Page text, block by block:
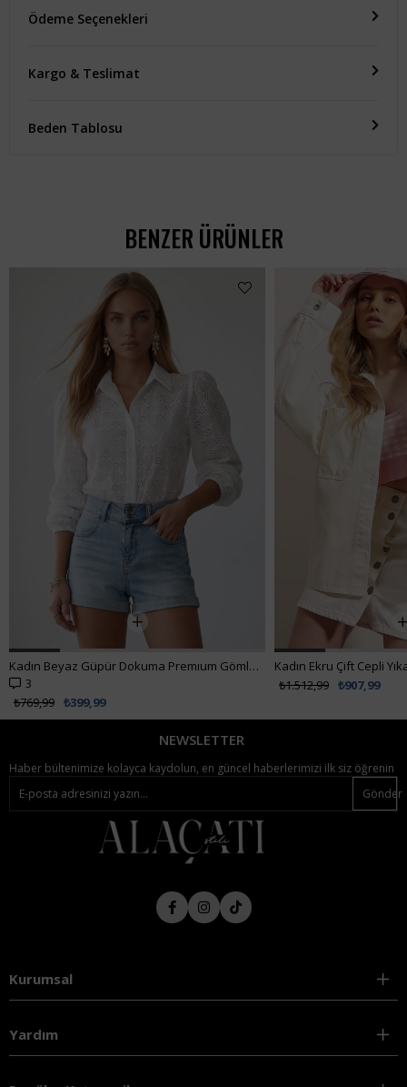
Ödeme Seçenekleri
Kargo & Teslimat
Beden Tablosu
BENZER ÜRÜNLER
Kadın Ekru Çift Cepli Yıkamalı Oversize Denim Ceket ALC-X8152
₺1.512,99
%62 İNDİRİM
₺299,00
NEWSLETTER
Haber bültenimize kolayca kaydolun, en güncel haberlerimizi ilk siz öğrenin
Gönder
Kurumsal
Yardım